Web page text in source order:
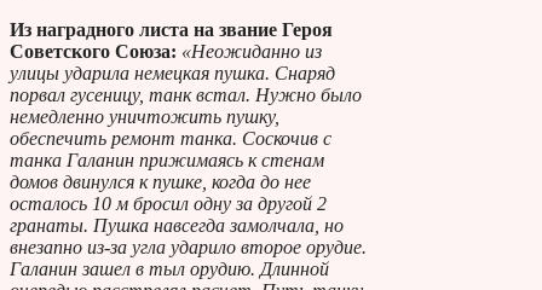
Из наградного листа на звание Героя
Советского Союза: «Неожиданно из
улицы ударила немецкая пушка. Снаряд
порвал гусеницу, танк встал. Нужно было
немедленно уничтожить пушку,
обеспечить ремонт танка. Соскочив с
танка Галанин прижимаясь к стенам
домов двинулся к пушке, когда до нее
осталось 10 м бросил одну за другой 2
гранаты. Пушка навсегда замолчала, но
внезапно из-за угла ударило второе орудие.
Галанин зашел в тыл орудию. Длинной